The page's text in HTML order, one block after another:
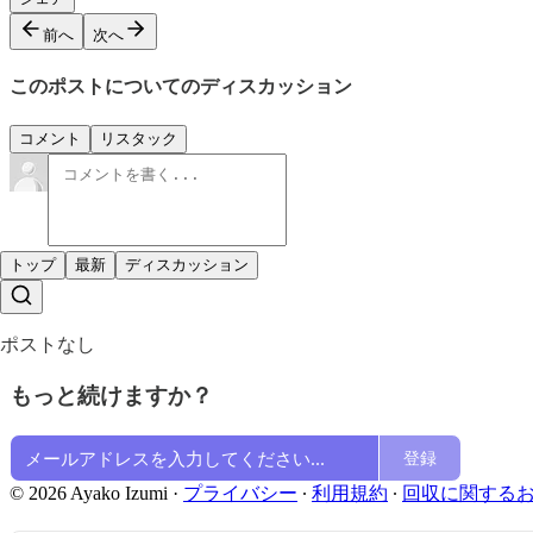
前へ 次へ
このポストについてのディスカッション
コメント リスタック
トップ 最新 ディスカッション
ポストなし
もっと続けますか？
登録
© 2026 Ayako Izumi · プライバシー ∙ 利用規約 ∙ 回収に関する